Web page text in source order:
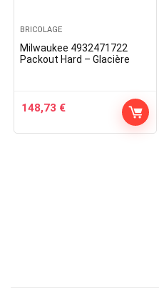
BRICOLAGE
Milwaukee 4932471722
Packout Hard – Glacière
148,73 €